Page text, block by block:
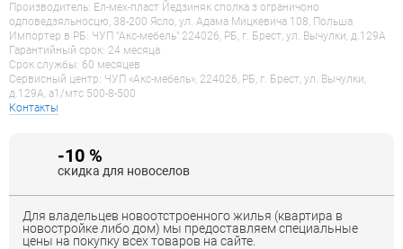
Производитель: Ел-мех-пласт Йедзиняк сполка з ограничоно
одповедзяльносцю, 38-200 Ясло, ул. Адама Мицкевича 108, Польша
Импортер в РБ: ЧУП "Акс-мебель" 224026, РБ, г. Брест, ул. Вычулки, д.129А
Гарантийный срок: 24 месяца
Срок службы: 60 месяцев
Сервисный центр: ЧУП «Акс-мебель», 224026, РБ, г. Брест, ул. Вычулки,
д.129А, a1/мтс 500-8-500
Контакты
-10 %
скидка для новоселов
Для владельцев новоотстроенного жилья (квартира в
новостройке либо дом) мы предоставляем специальные
цены на покупку всех товаров на сайте.